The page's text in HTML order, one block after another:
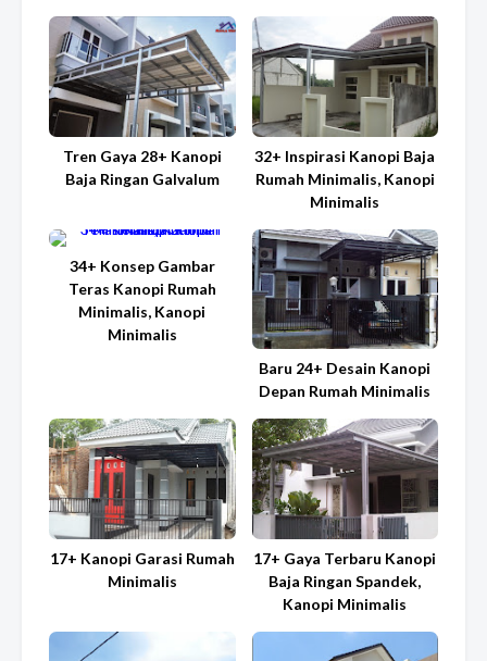
Tren Gaya 28+ Kanopi
Baja Ringan Galvalum
32+ Inspirasi Kanopi Baja
Rumah Minimalis, Kanopi
Minimalis
34+ Konsep Gambar
Teras Kanopi Rumah
Minimalis, Kanopi
Minimalis
Baru 24+ Desain Kanopi
Depan Rumah Minimalis
17+ Kanopi Garasi Rumah
Minimalis
17+ Gaya Terbaru Kanopi
Baja Ringan Spandek,
Kanopi Minimalis